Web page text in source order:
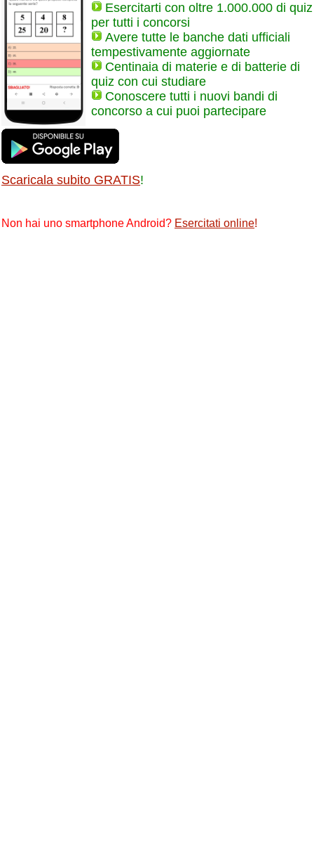
Esercitarti con oltre 1.000.000 di quiz
per tutti i concorsi
Avere tutte le banche dati ufficiali
tempestivamente aggiornate
Centinaia di materie e di batterie di
quiz con cui studiare
Conoscere tutti i nuovi bandi di
concorso a cui puoi partecipare
Scaricala subito GRATIS!
Non hai uno smartphone Android? Esercitati online!